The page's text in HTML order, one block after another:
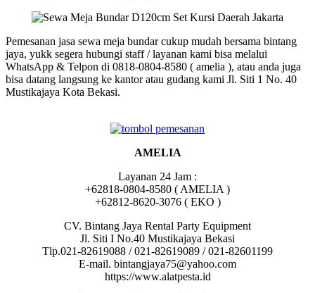
Pemesanan jasa sewa meja bundar cukup mudah bersama bintang
jaya, yukk segera hubungi staff / layanan kami bisa melalui
WhatsApp & Telpon di 0818-0804-8580 ( amelia ), atau anda juga
bisa datang langsung ke kantor atau gudang kami Jl. Siti 1 No. 40
Mustikajaya Kota Bekasi.
AMELIA
Layanan 24 Jam :
+62818-0804-8580 ( AMELIA )
+62812-8620-3076 ( EKO )
CV. Bintang Jaya Rental Party Equipment
Jl. Siti I No.40 Mustikajaya Bekasi
Tlp.021-82619088 / 021-82619089 / 021-82601199
E-mail. bintangjaya75@yahoo.com
https://www.alatpesta.id